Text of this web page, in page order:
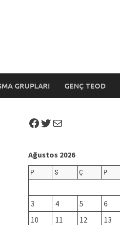
GRUPLARI GENÇ TEOD
Facebook
Twitter
Mail
Ağustos 2026
P S Ç P
3
4 5 6
10
11 12 13